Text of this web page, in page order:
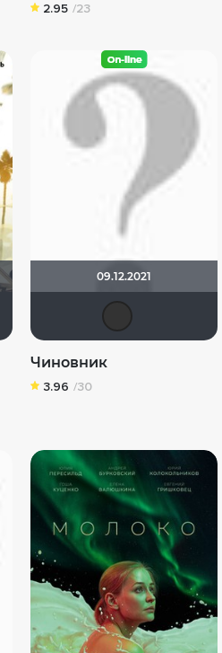
2.95 /23
09.12.2021
Чиновник
3.96 /30